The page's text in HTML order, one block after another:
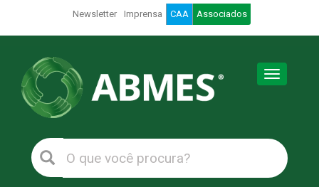
Newsletter Imprensa CAA Associados
Toggle